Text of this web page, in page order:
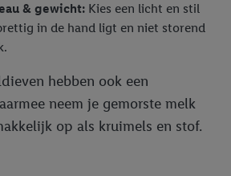
& gewicht: Kies een licht en stil
in de hand ligt en niet storend
hebben ook een
neem je gemorste melk
op als kruimels en stof.